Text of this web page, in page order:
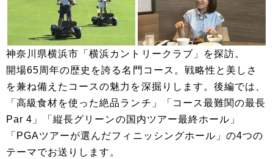
神奈川県横浜市「横浜カントリークラブ」を探訪。
開場65周年の歴史を誇る名門コース。戦略性と美しさ
を兼ね備えたコースの魅力を深掘りします。後編では、
「高級食材を使った絶品ランチ」「コース最難関の最長
Par 4」「縦長グリーンの国内ツアー最終ホール」
「PGAツアーが選んだフィニッシングホール」の4つの
テーマでお送りします。